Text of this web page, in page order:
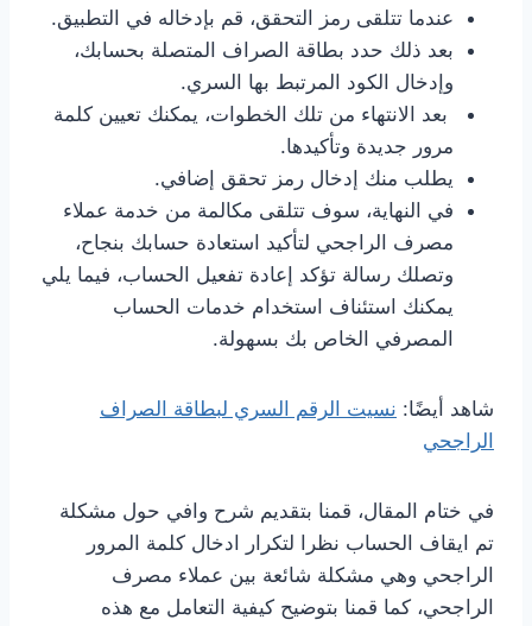
عندما تتلقى رمز التحقق، قم بإدخاله في التطبيق.
بعد ذلك حدد بطاقة الصراف المتصلة بحسابك،
وإدخال الكود المرتبط بها السري.
بعد الانتهاء من تلك الخطوات، يمكنك تعيين كلمة
مرور جديدة وتأكيدها.
يطلب منك إدخال رمز تحقق إضافي.
في النهاية، سوف تتلقى مكالمة من خدمة عملاء
مصرف الراجحي لتأكيد استعادة حسابك بنجاح،
وتصلك رسالة تؤكد إعادة تفعيل الحساب، فيما يلي
يمكنك استئناف استخدام خدمات الحساب
المصرفي الخاص بك بسهولة.
شاهد أيضًا: نسيت الرقم السري لبطاقة الصراف
الراجحي
في ختام المقال، قمنا بتقديم شرح وافي حول مشكلة
تم ايقاف الحساب نظرا لتكرار ادخال كلمة المرور
الراجحي وهي مشكلة شائعة بين عملاء مصرف
الراجحي، كما قمنا بتوضيح كيفية التعامل مع هذه